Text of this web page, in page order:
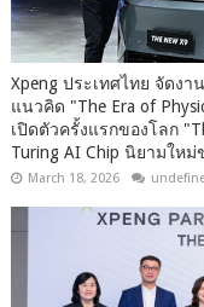
Xpeng ประเทศไทย จัดงา
แนวคิด "The Era of
เปิดตัวครั้งแรกของโลก
Turing AI Chip นิยามให
March 18, 2026